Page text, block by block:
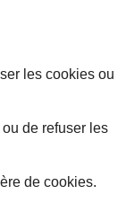
les cookies ou
de refuser les
de cookies.